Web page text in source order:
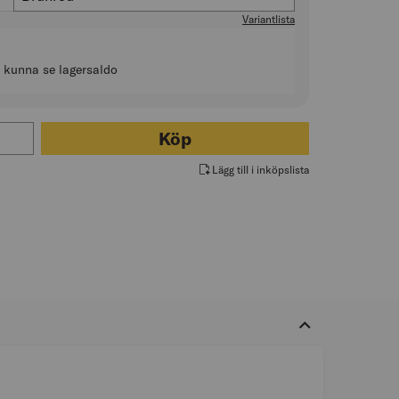
Variantlista
kunna se lagersaldo
VARIABEL MODERN/TREND
Köp
Lägg till i inköpslista